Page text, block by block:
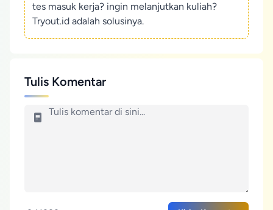
tes masuk kerja? ingin melanjutkan kuliah?
Tryout.id adalah solusinya.
Tulis Komentar